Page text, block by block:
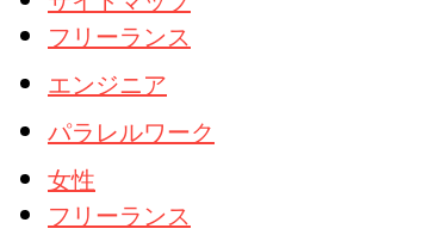
フリーランス
エンジニア
パラレルワーク
女性
フリーランス